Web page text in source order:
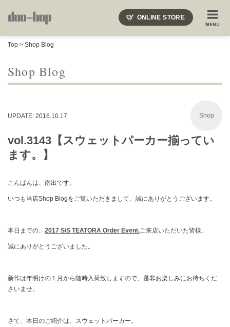
ONLINE STORE
Top > Shop Blog
Shop Blog
UPDATE: 2016.10.17 Shop
vol.3143【スウェットパーカー揃ってい
ます。】
こんばんは、南出です。
いつも当店Shop Blogをご覧いただきまして、誠にありがとうございます。
本日までの、 2017 S/S TEATORA Order Event.ご来店いただいた皆様、
誠にありがとうございました。
新作は年明けの１月から随時入荷致しますので、是非お楽しみにお待ちくだ
さいませ。
さて、本日のご紹介は、スウェットパーカー。